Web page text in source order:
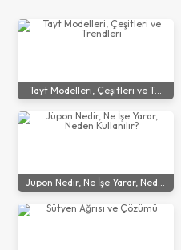
Tayt Modelleri, Çeşitleri ve T...
Jüpon Nedir, Ne İşe Yarar, Ned...